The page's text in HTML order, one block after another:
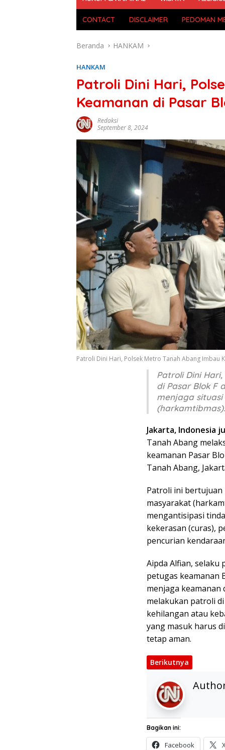
CONTACT DISCLAIMER PEDOMAN
Beranda HANKAM
HANKAM
Patroli Dini Hari,
Keamanan di Pasar
Redaksi
September 8, 2024
Patroli Dini Hari, Polsek Metro Tanah Abang Imbau
Patroli Dini
di Pasar Blok F
menjaga
(harkamtibmas).
Jakarta, Indonesia
Tanah Abang
keamanan Pasar
Tanah Abang,
Patroli ini bertujuan
masyarakat
mengantisipasi
kekerasan (curas),
pencurian
Aipda Alfian, selaku
petugas keamanan
menjaga
melakukan patroli
kehilangan atau
yang masuk harus
tetap aman.
Berikutnya
Bagikan ini:
Facebook